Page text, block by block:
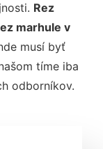
Rez
marhule v
musí byť
tíme iba
odborníkov.